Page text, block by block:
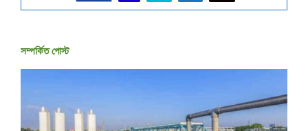
সম্পর্কিত পোস্ট